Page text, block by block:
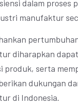
dalam proses
manufaktur
diharapkan
produk, serta
dukungan
di Indonesia.